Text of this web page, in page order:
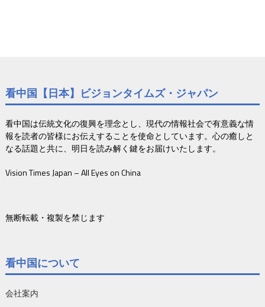
看中国【日本】ビジョンタイムズ・ジャパン
看中国は伝統文化の復興を理念とし、現代の情報社会で有意義な情
報を読者の皆様にお伝えすることを使命としています。心の癒しと
なる話題と共に、明日を読み解く鍵をお届けいたします。
Vision Times Japan – All Eyes on China
無断転載・複製を禁じます
看中国について
会社案内